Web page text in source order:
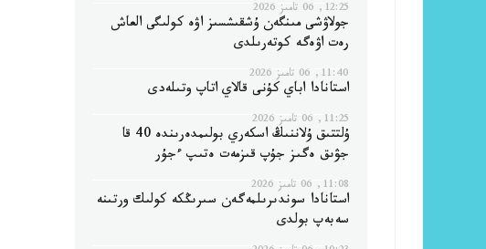
12:25, 06 تامىز 2026
جولاۋشى مىنگەن ۇشقىشسىز اۋە كولىگى العاش
رەت اۋەگە كوتەرىلدى
11:40, 06 تامىز 2026
استانادا اباي كۇنى قالاي اتاپ وتىلەدى
11:25, 06 تامىز 2026
ۇلتتىق ۇلاننىڭ اسكەري بولىمدەرىندە 40 قا
جۋىق ەگىز جۇپ قىزمەت ەتىپ ءجۇر
11:08, 06 تامىز 2026
استانادا سوندىرىلمەگەن سىرىڭكە كولىك ورتىنە
سەبەپ بولدى